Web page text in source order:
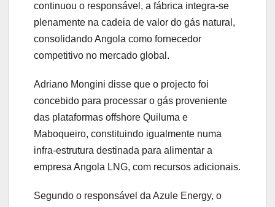
continuou o responsável, a fábrica integra-se
plenamente na cadeia de valor do gás natural,
consolidando Angola como fornecedor
competitivo no mercado global.
Adriano Mongini disse que o projecto foi
concebido para processar o gás proveniente
das plataformas offshore Quiluma e
Maboqueiro, constituindo igualmente numa
infra-estrutura destinada para alimentar a
empresa Angola LNG, com recursos adicionais.
Segundo o responsável da Azule Energy, o